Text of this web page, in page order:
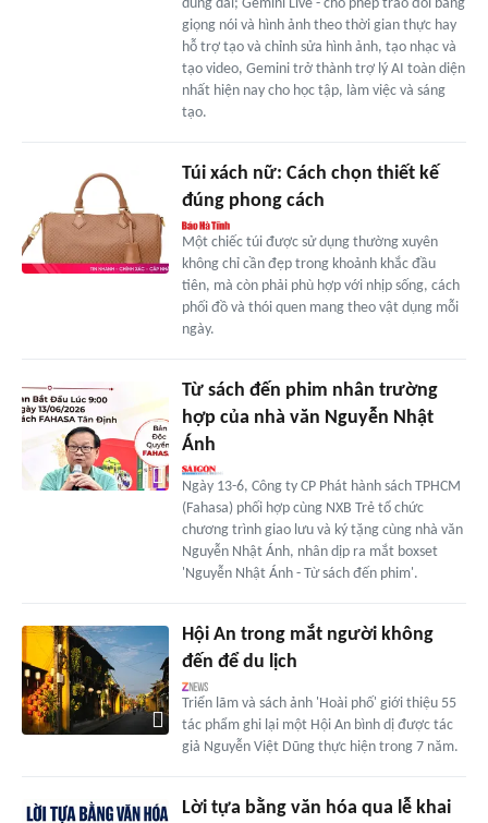
dung dài; Gemini Live - cho phép trao đổi bằng
giọng nói và hình ảnh theo thời gian thực hay
hỗ trợ tạo và chỉnh sửa hình ảnh, tạo nhạc và
tạo video, Gemini trở thành trợ lý AI toàn diện
nhất hiện nay cho học tập, làm việc và sáng
tạo.
Túi xách nữ: Cách chọn thiết kế
đúng phong cách
Một chiếc túi được sử dụng thường xuyên
không chỉ cần đẹp trong khoảnh khắc đầu
tiên, mà còn phải phù hợp với nhịp sống, cách
phối đồ và thói quen mang theo vật dụng mỗi
ngày.
Từ sách đến phim nhân trường
hợp của nhà văn Nguyễn Nhật
Ánh
Ngày 13-6, Công ty CP Phát hành sách TPHCM
(Fahasa) phối hợp cùng NXB Trẻ tổ chức
chương trình giao lưu và ký tặng cùng nhà văn
Nguyễn Nhật Ánh, nhân dịp ra mắt boxset
'Nguyễn Nhật Ánh - Từ sách đến phim'.
Hội An trong mắt người không
đến để du lịch
Triển lãm và sách ảnh 'Hoài phố' giới thiệu 55
tác phẩm ghi lại một Hội An bình dị được tác
giả Nguyễn Việt Dũng thực hiện trong 7 năm.
Lời tựa bằng văn hóa qua lễ khai